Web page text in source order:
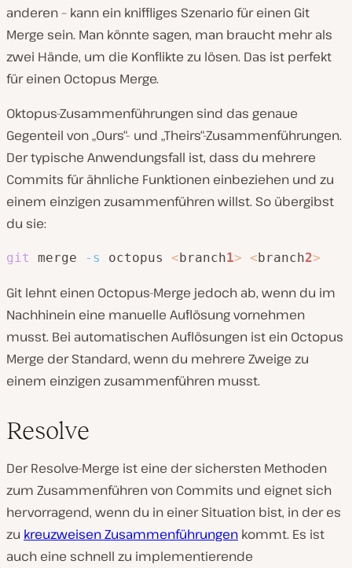
anderen – kann ein kniffliges Szenario für einen Git
Merge sein. Man könnte sagen, man braucht mehr als
zwei Hände, um die Konflikte zu lösen. Das ist perfekt
für einen Octopus Merge.
Oktopus-Zusammenführungen sind das genaue
Gegenteil von „Ours“- und „Theirs“-Zusammenführungen.
Der typische Anwendungsfall ist, dass du mehrere
Commits für ähnliche Funktionen einbeziehen und zu
einem einzigen zusammenführen willst. So übergibst
du sie:
git merge -s octopus <branch1> <branch2>
Git lehnt einen Octopus-Merge jedoch ab, wenn du im
Nachhinein eine manuelle Auflösung vornehmen
musst. Bei automatischen Auflösungen ist ein Octopus
Merge der Standard, wenn du mehrere Zweige zu
einem einzigen zusammenführen musst.
Resolve
Der Resolve-Merge ist eine der sichersten Methoden
zum Zusammenführen von Commits und eignet sich
hervorragend, wenn du in einer Situation bist, in der es
zu kreuzweisen Zusammenführungen kommt. Es ist
auch eine schnell zu implementierende